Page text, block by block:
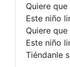
Quiere
Este niño
Quiere
Este niño
Tiéndanle